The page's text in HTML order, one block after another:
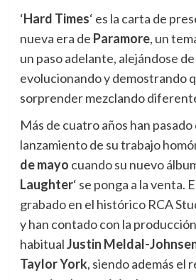
‘Hard Times‘ es la carta de
nueva era de Paramore, un
un paso adelante, alejándose
evolucionando y demostrando
sorprender mezclando
Más de cuatro años han pasado
lanzamiento de su trabajo
de mayo cuando su nuevo
Laughter‘ se ponga a la venta.
grabado en el histórico RCA
y han contado con la
habitualJustin Meldal-
Taylor York, siendo además el